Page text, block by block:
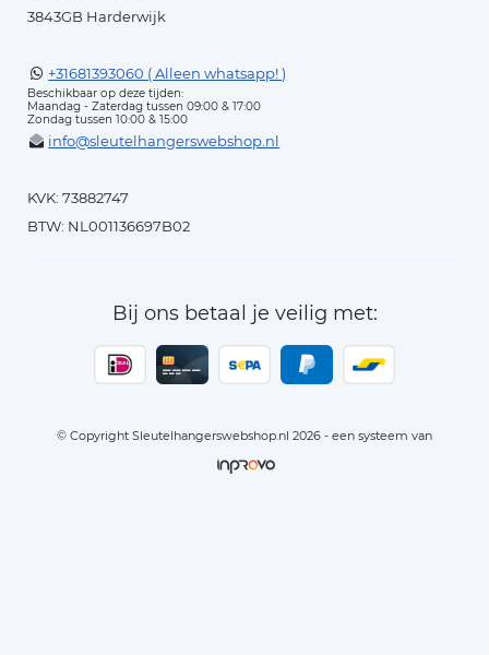
3843GB Harderwijk
+31681393060 ( Alleen whatsapp! )
Beschikbaar op deze tijden:
Maandag - Zaterdag tussen 09:00 & 17:00
Zondag tussen 10:00 & 15:00
info@sleutelhangerswebshop.nl
KVK: 73882747
BTW: NL001136697B02
Bij ons betaal je veilig met:
© Copyright Sleutelhangerswebshop.nl 2026 - een systeem van